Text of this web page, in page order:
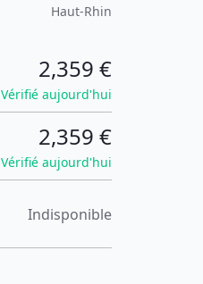
Haut-Rhin
2,359 €
Vérifié aujourd'hui
2,359 €
Vérifié aujourd'hui
Indisponible